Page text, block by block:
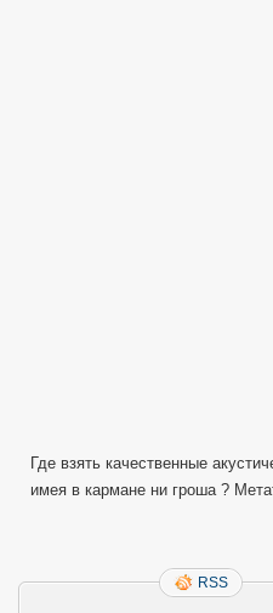
Где взять качественные
имея в кармане ни гроша ?
RSS